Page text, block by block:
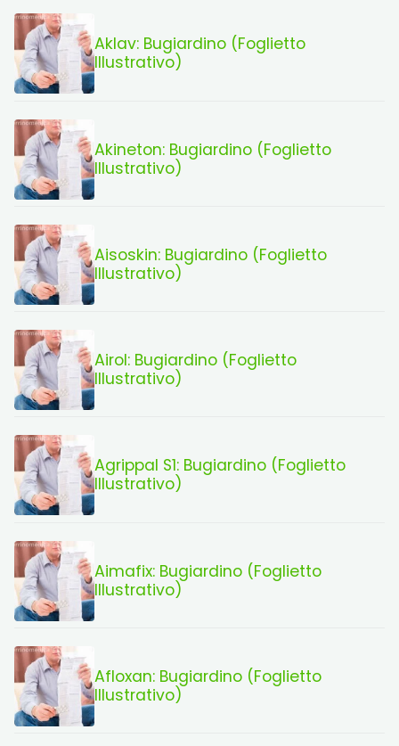
Aklav: Bugiardino (Foglietto
Illustrativo)
Akineton: Bugiardino (Foglietto
Illustrativo)
Aisoskin: Bugiardino (Foglietto
Illustrativo)
Airol: Bugiardino (Foglietto
Illustrativo)
Agrippal S1: Bugiardino (Foglietto
Illustrativo)
Aimafix: Bugiardino (Foglietto
Illustrativo)
Afloxan: Bugiardino (Foglietto
Illustrativo)